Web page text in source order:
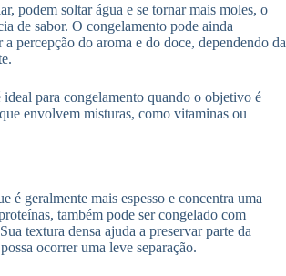
podem soltar água e se tornar mais moles, o
de sabor. O congelamento pode ainda
percepção do aroma e do doce, dependendo da
ideal para congelamento quando o objetivo é
envolvem misturas, como vitaminas ou
é geralmente mais espesso e concentra uma
também pode ser congelado com
textura densa ajuda a preservar parte da
ocorrer uma leve separação.